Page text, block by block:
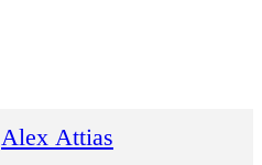
Alex Attias